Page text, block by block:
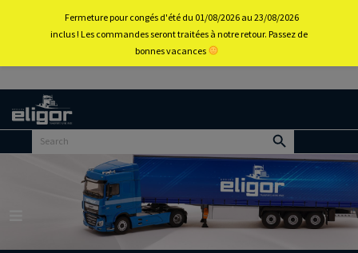
Retour
Fermeture pour congés d'été du 01/08/2026 au 23/08/2026
inclus ! Les commandes seront traitées à notre retour. Passez de
bonnes vacances